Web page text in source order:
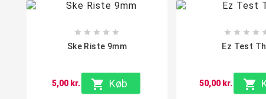
    
Ske Riste 9mm
5,00 kr.  Køb
   
Ez Test
50,00 kr. 